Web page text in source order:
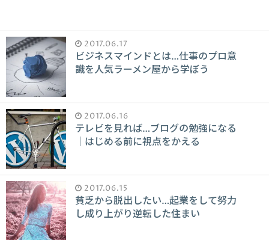
2017.06.17
ビジネスマインドとは…仕事のプロ意
識を人気ラーメン屋から学ぼう
2017.06.16
テレビを見れば…ブログの勉強になる
｜はじめる前に視点をかえる
2017.06.15
貧乏から脱出したい…起業をして努力
し成り上がり逆転した住まい